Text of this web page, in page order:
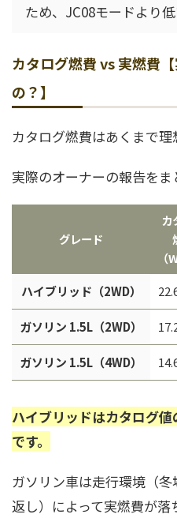
ため、JC08モードより低
カタログ燃費 vs 実燃費
の？】
カタログ燃費はあくまで理
実際のオーナーの報告をま
グレード
カ
（
ハイブリッド（2WD）
ガソリン 1.5L（2WD）
ガソリン 1.5L（4WD）
ハイブリッドはカタログ
です。
ガソリン車は走行環境（
返し）によって実燃費が落